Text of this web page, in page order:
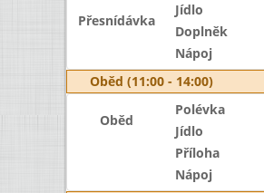
Přesnídávka
Jídlo
Doplněk
Nápoj
Oběd (11:00 - 14:00)
Oběd
Polévka
Jídlo
Příloha
Nápoj